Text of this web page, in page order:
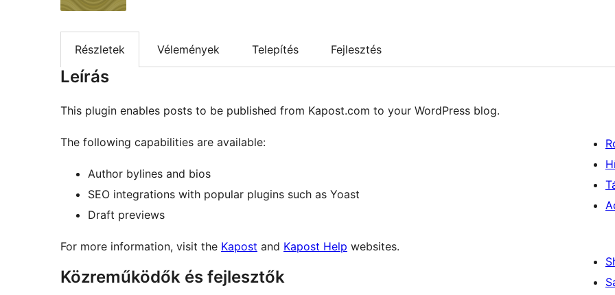
Részletek Vélemények Telepítés Fejlesztés
Leírás
This plugin enables posts to be published from Kapost.com to your WordPress blog.
The following capabilities are available:
Author bylines and bios
SEO integrations with popular plugins such as Yoast
Draft previews
For more information, visit the Kapost and Kapost Help websites.
Közreműködők és fejlesztők